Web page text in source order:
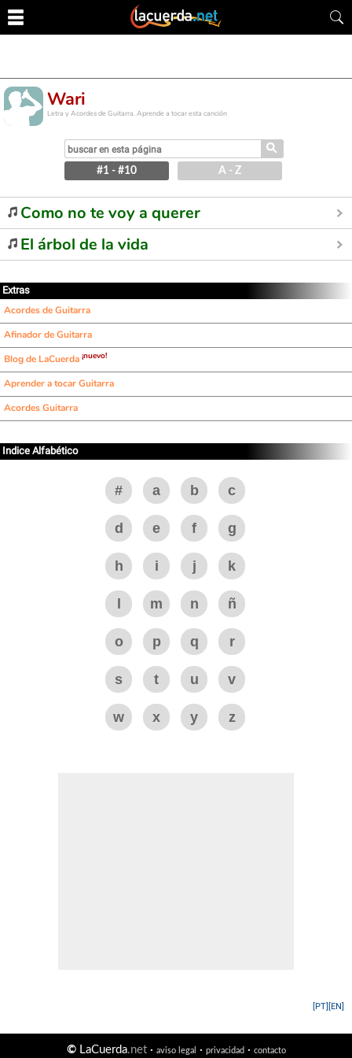
Wari
Letra y Acordes de Guitarra. Aprende a tocar esta canción
⚲
#1 - #10 A - Z
Como no te voy a querer
El árbol de la vida
Extras
Acordes de Guitarra
Afinador de Guitarra
Blog de LaCuerda ¡nuevo!
Aprender a tocar Guitarra
Acordes Guitarra
Indice Alfabético
# a b c
d e f g
h i j k
m n ñ
o p q r
s t u v
w x y z
[EN]
[PT]
©LaCuerda.net· aviso legal · privacidad· contacto